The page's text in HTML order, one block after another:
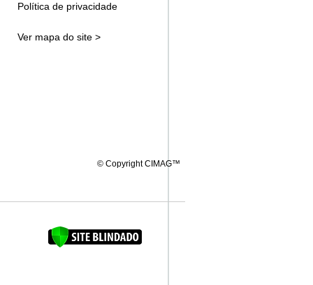
Política de privacidade
Ver mapa do site >
© Copyright CIMAG™